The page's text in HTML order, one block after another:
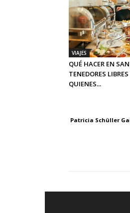
VIAJES
QUÉ HACER EN
TENEDORES
QUIENES...
Patricia Schüller